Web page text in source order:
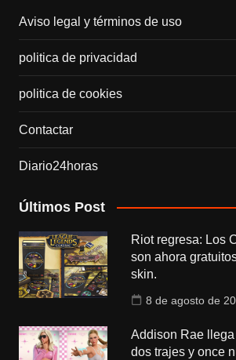
Aviso legal y términos de uso
politica de privacidad
politica de cookies
Contactar
Diario24horas
Últimos Post
Riot regresa: Los
son ahora
skin.
8 de agosto de
Addison Rae
dos trajes y once